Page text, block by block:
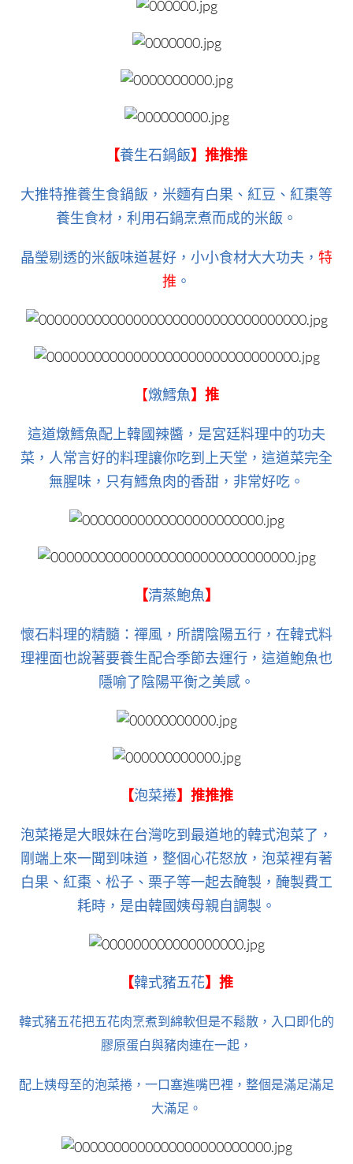
【養生石鍋飯】推推推
大推特推養生食鍋飯，米麵有白果、紅豆、紅棗等
養生食材，利用石鍋烹煮而成的米飯。
晶瑩剔透的米飯味道甚好，小小食材大大功夫， 特
推 。
【燉鱈魚】推
這道燉鱈魚配上韓國辣醬，是宮廷料理中的功夫
菜，人常言好的料理讓你吃到上天堂，這道菜完全
無腥味，只有鱈魚肉的香甜，非常好吃。
【清蒸鮑魚】
懷石料理的精髓：禪風，所謂陰陽五行，在韓式料
理裡面也說著要養生配合季節去運行，這道鮑魚也
隱喻了陰陽平衡之美感。
【泡菜捲】推推推
泡菜捲是大眼妹在台灣吃到最道地的韓式泡菜了，
剛端上來一聞到味道，整個心花怒放，泡菜裡有著
白果、紅棗、松子、栗子等一起去醃製，醃製費工
耗時，是由韓國姨母親自調製。
【韓式豬五花】推
韓式豬五花把五花肉烹煮到綿軟但是不鬆散，入口即化的
膠原蛋白與豬肉連在一起，
配上姨母至的泡菜捲，一口塞進嘴巴裡，整個是滿足滿足
大滿足。